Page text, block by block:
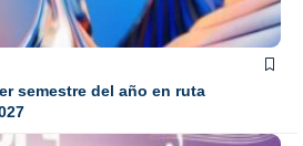
semestre del año en ruta